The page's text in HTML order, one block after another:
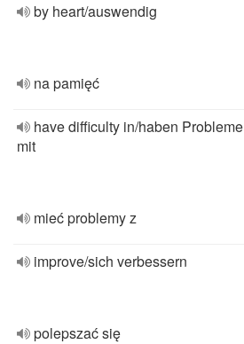
by heart/auswendig
na pamięć
have difficulty in/haben Probleme
mit
mieć problemy z
improve/sich verbessern
polepszać się